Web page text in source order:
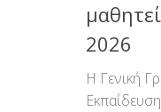
2026
Η Γενική